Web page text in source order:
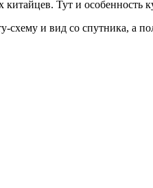
Тут и особенность
схему и вид со спутника, а